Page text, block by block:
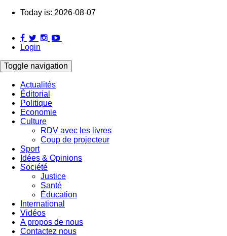
Skip
content
Today is: 2026-08-07
Login
Toggle navigation
Main
navigation
Actualités
Éditorial
Politique
Economie
Culture
RDV avec les livres
Coup de projecteur
Sport
Idées & Opinions
Société
Justice
Santé
Éducation
International
Vidéos
A propos de nous
Contactez nous